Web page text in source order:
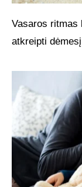
Vasaros ritmas
atkreipti